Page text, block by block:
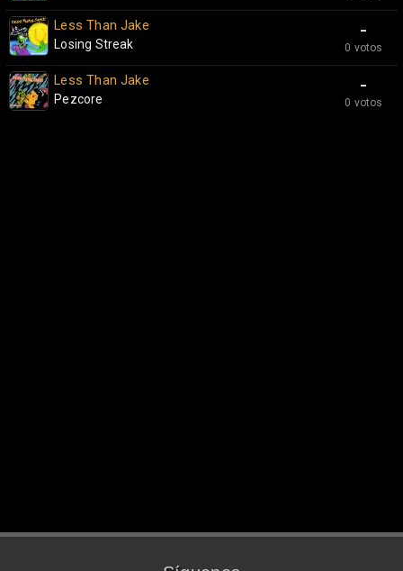
-
0 votos
Less Than Jake
Losing Streak
-
0 votos
Less Than Jake
Pezcore